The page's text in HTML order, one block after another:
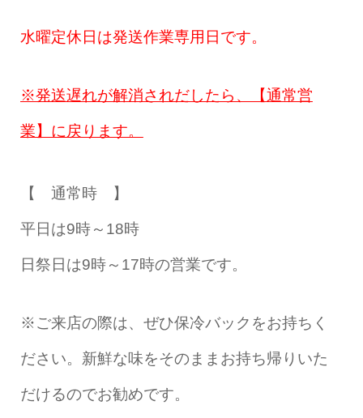
水曜定休日は発送作業専用日です。
※発送遅れが解消されだしたら、【通常営
業】に戻ります。
【 通常時 】
平日は9時～18時
日祭日は9時～17時の営業です。
※ご来店の際は、ぜひ保冷バックをお持ちく
ださい。新鮮な味をそのままお持ち帰りいた
だけるのでお勧めです。